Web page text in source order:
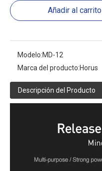
Añadir al carrito
Modelo:MD-12
Marca del producto:Horus
Descripción del Producto